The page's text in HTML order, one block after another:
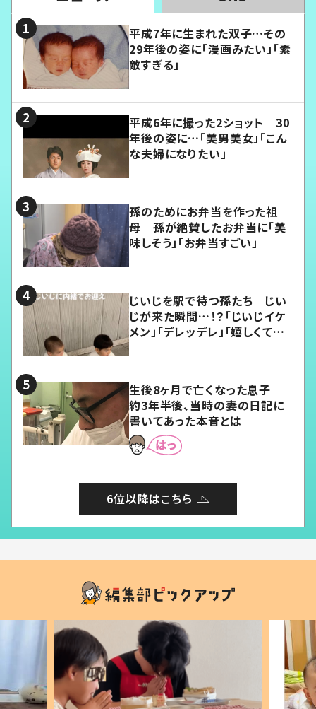
平成7年に生まれた双子…その
29年後の姿に「漫画みたい」「素
敵すぎる」
平成6年に撮った2ショット 30
年後の姿に…「美男美女」「こん
な夫婦になりたい」
孫のためにお弁当を作った祖
母 孫が絶賛したお弁当に「美
味しそう」「お弁当すごい」
じいじを駅で待つ孫たち じい
じが来た瞬間…！？「じいじイケ
メン」「デレッデレ」「嬉しくて可
生後8ヶ月で亡くなった息子
約3年半後、当時の妻の日記に
書いてあった本音とは
6位以降はこちら